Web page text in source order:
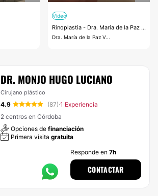
Video
Rinoplastia - Dra. María de la Paz ...
Dra. María de la Paz V...
DR. MONJO HUGO LUCIANO
Cirujano plástico
4.9 (87)·1 Experiencia
2 centros en Córdoba
Opciones de financiación
Primera visita gratuita
Responde en 7h
CONTACTAR